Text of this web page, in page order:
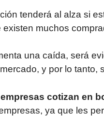
tenderá al alza si
existen muchos
una caída, será
y por lo tanto,
cotizan en
ya que les